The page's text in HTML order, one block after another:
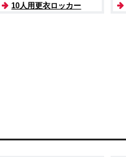
10人用更衣ロッカー